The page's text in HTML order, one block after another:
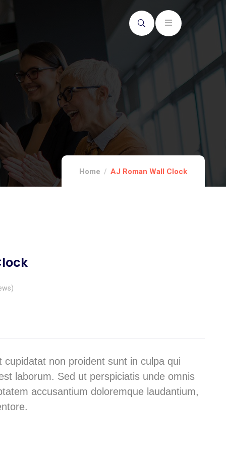
Home AJ Roman Wall Clock
cupidatat non proident sunt in culpa qui
laborum. Sed ut perspiciatis unde omnis
accusantium doloremque laudantium,